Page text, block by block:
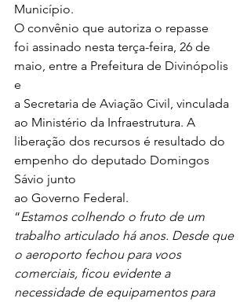
Município.
O convênio que autoriza o repasse
foi assinado nesta terça-feira, 26 de
maio, entre a Prefeitura de Divinópolis
e
a Secretaria de Aviação Civil, vinculada
ao Ministério da Infraestrutura. A
liberação dos recursos é resultado do
empenho do deputado Domingos
Sávio junto
ao Governo Federal.
“Estamos colhendo o fruto de um
trabalho articulado há anos. Desde que
o aeroporto fechou para voos
comerciais, ficou evidente a
necessidade de equipamentos para